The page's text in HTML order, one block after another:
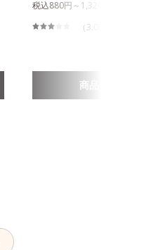
税込880円～1,320円
（3.06 / 879件）
商品を選ぶ